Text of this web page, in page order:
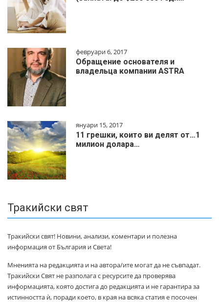
февруари 6, 2017
Обращение основателя и
владельца компании ASTRA
януари 15, 2017
11 грешки, които ви делят от…1
милиoн дoлapa…
Тракийски свят
Тракийски свят! Новини, анализи, коментари и полезна
информация от България и Света!
Мненията на редакцията и на автора/ите могат да не съвпадат.
Тракийски Свят не разполага с ресурсите да проверява
информацията, която достига до редакцията и не гарантира за
истинността ѝ, поради което, в края на всяка статия е посочен